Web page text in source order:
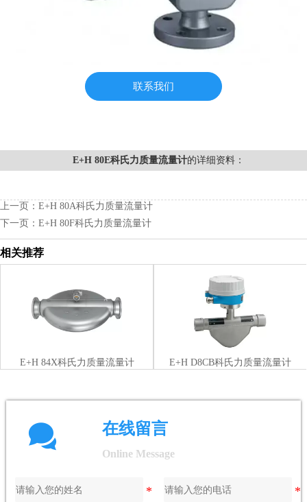
联系我们
E+H 80E科氏力质量流量计的详细资料：
上一页： E+H 80A科氏力质量流量计
下一页： E+H 80F科氏力质量流量计
相关推荐
E+H 84X科氏力质量流量计 E+H D8CB科氏力质量流量计
 在线留言
Online Message